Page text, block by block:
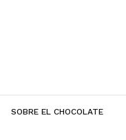
SOBRE EL CHOCOLATE